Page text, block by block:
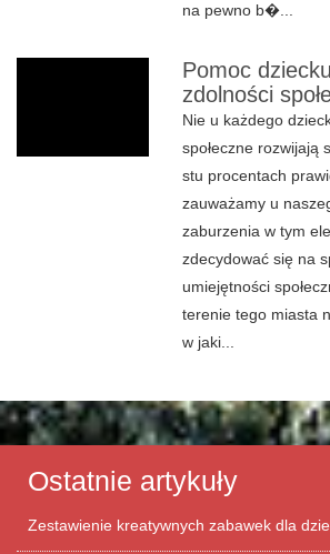
na pewno b�...
Pomoc
zdolności
Nie u każdego
społeczne rozwijają
stu procentach
zauważamy u
zaburzenia w tym
zdecydować się na
umiejętności
terenie tego miasta
w jaki...
Ostatnie artykuły
Zestawienie kreatywnych zabawek dla